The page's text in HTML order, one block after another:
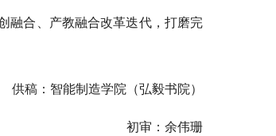
融合、产教融合改革迭代，打磨完
供稿：智能制造学院（弘毅书院）
初审：余伟珊